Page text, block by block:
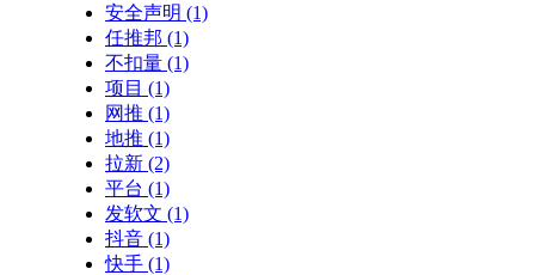
安全声明 (1)
任推邦 (1)
不扣量 (1)
项目 (1)
网推 (1)
地推 (1)
拉新 (2)
平台 (1)
发软文 (1)
抖音 (1)
快手 (1)